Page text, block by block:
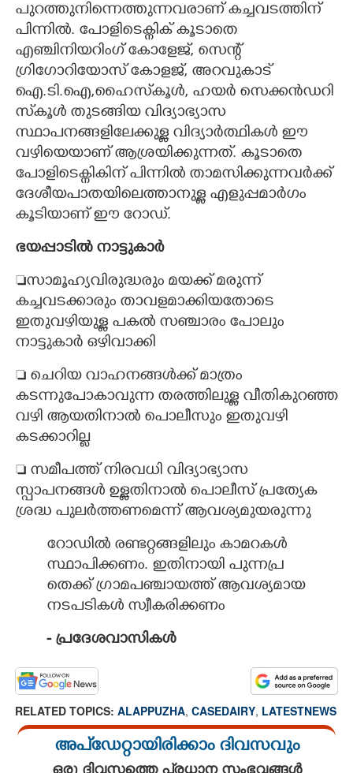
പുറത്തുനിന്നെത്തുന്നവരാണ് കച്ചവടത്തിന്
പിന്നിൽ. പോളിടെക്നിക് കൂടാതെ
എഞ്ചിനിയറിംഗ് കോളേജ്, സെന്റ്
ഗ്രിഗോറിയോസ് കോളജ്, അറവുകാട്
ഐ.ടി.ഐ,ഹൈസ്‌കൂൾ, ഹയർ സെക്കൻഡറി
സ്‌കൂൾ തുടങ്ങിയ വിദ്യാഭ്യാസ
സ്ഥാപനങ്ങളിലേക്കുള്ള വിദ്യാർത്ഥികൾ ഈ
വഴിയെയാണ് ആശ്രയിക്കുന്നത്. കൂടാതെ
പോളിടെക്നികിന് പിന്നിൽ താമസിക്കുന്നവർക്ക്
ദേശീയപാതയിലെത്താനുള്ള എളുപ്പമാർഗം
കൂടിയാണ് ഈ റോഡ്.
ഭയപ്പാടിൽ നാട്ടുകാർ
സാമൂഹ്യവിരുദ്ധരും മയക്ക് മരുന്ന്
കച്ചവടക്കാരും താവളമാക്കിയതോടെ
ഇതുവഴിയുള്ള പകൽ സഞ്ചാരം പോലും
നാട്ടുകാർ ഒഴിവാക്കി
 ചെറിയ വാഹനങ്ങൾക്ക് മാത്രം
കടന്നുപോകാവുന്ന തരത്തിലുള്ള വീതികുറഞ്ഞ
വഴി ആയതിനാൽ പൊലീസും ഇതുവഴി
കടക്കാറില്ല
 സമീപത്ത് നിരവധി വിദ്യാഭ്യാസ
സ്പാപനങ്ങൾ ഉള്ളതിനാൽ പൊലീസ് പ്രത്യേക
ശ്രദ്ധ പുലർത്തണമെന്ന് ആവശ്യമുയരുന്നു
റോഡിൽ രണ്ടറ്റങ്ങളിലും കാമറകൾ
സ്ഥാപിക്കണം. ഇതിനായി പുന്നപ്ര
തെക്ക് ഗ്രാമപഞ്ചായത്ത് ആവശ്യമായ
നടപടികൾ സ്വീകരിക്കണം
- പ്രദേശവാസികൾ
RELATED TOPICS: ALAPPUZHA, CASEDAIRY, LATESTNEWS
അപ്ഡേറ്റായിരിക്കാം ദിവസവും
ഒരു ദിവസത്തെ പ്രധാന സംഭവങ്ങൾ